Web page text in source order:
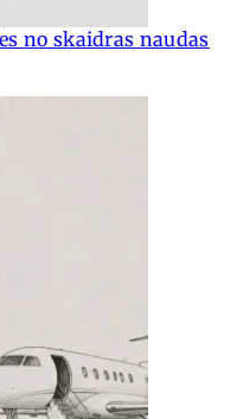
no skaidras naudas